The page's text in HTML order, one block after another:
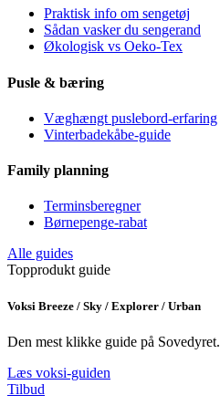
Praktisk info om sengetøj
Sådan vasker du sengerand
Økologisk vs Oeko-Tex
Pusle & bæring
Væghængt puslebord-erfaring
Vinterbadekåbe-guide
Family planning
Terminsberegner
Børnepenge-rabat
Alle guides
Topprodukt guide
Voksi Breeze / Sky / Explorer / Urban
Den mest klikke guide på Sovedyret.
Læs voksi-guiden
Tilbud